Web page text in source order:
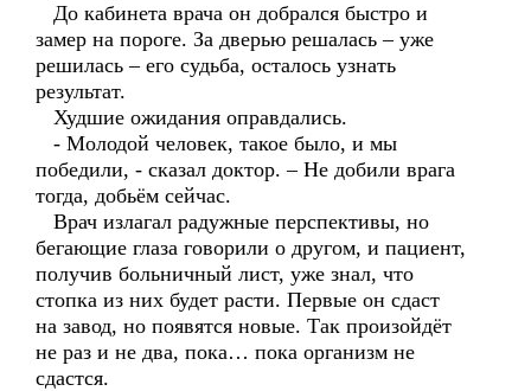
До кабинета врача он добрался быстро и
замер на пороге. За дверью решалась – уже
решилась – его судьба, осталось узнать
результат.
Худшие ожидания оправдались.
- Молодой человек, такое было, и мы
победили, - сказал доктор. – Не добили врага
тогда, добьём сейчас.
Врач излагал радужные перспективы, но
бегающие глаза говорили о другом, и пациент,
получив больничный лист, уже знал, что
стопка из них будет расти. Первые он сдаст
на завод, но появятся новые. Так произойдёт
не раз и не два, пока… пока организм не
сдастся.